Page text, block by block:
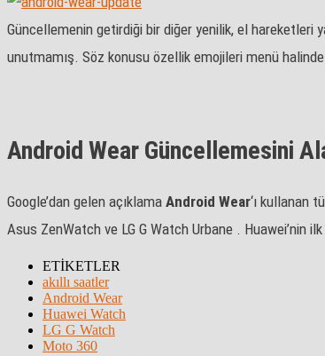
Güncellemenin getirdiği bir diğer yenilik, el hareketleri
unutmamış. Söz konusu özellik emojileri menü
Android Wear Güncellemesini
Google’dan gelen açıklama Android Wear‘ı kullanan
Asus ZenWatch ve LG G Watch Urbane . Huawei’nin
ETİKETLER
akıllı saatler
Android Wear
Huawei Watch
LG G Watch
Moto 360